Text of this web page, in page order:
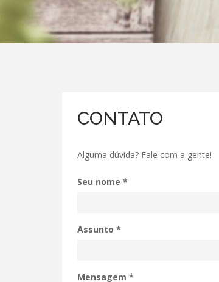
CONTATO
Alguma dúvida? Fale com a gente!
Seu nome *
Assunto *
Mensagem *